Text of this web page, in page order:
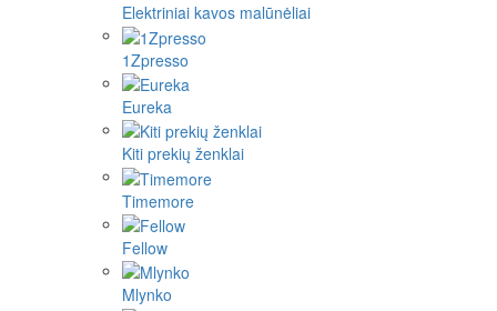
Elektriniai kavos malūnėliai
1Zpresso
Eureka
Kiti prekių ženklai
Timemore
Fellow
Mlynko